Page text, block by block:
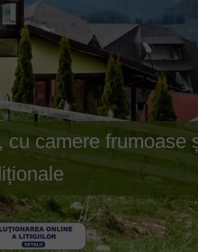
camere frumoase